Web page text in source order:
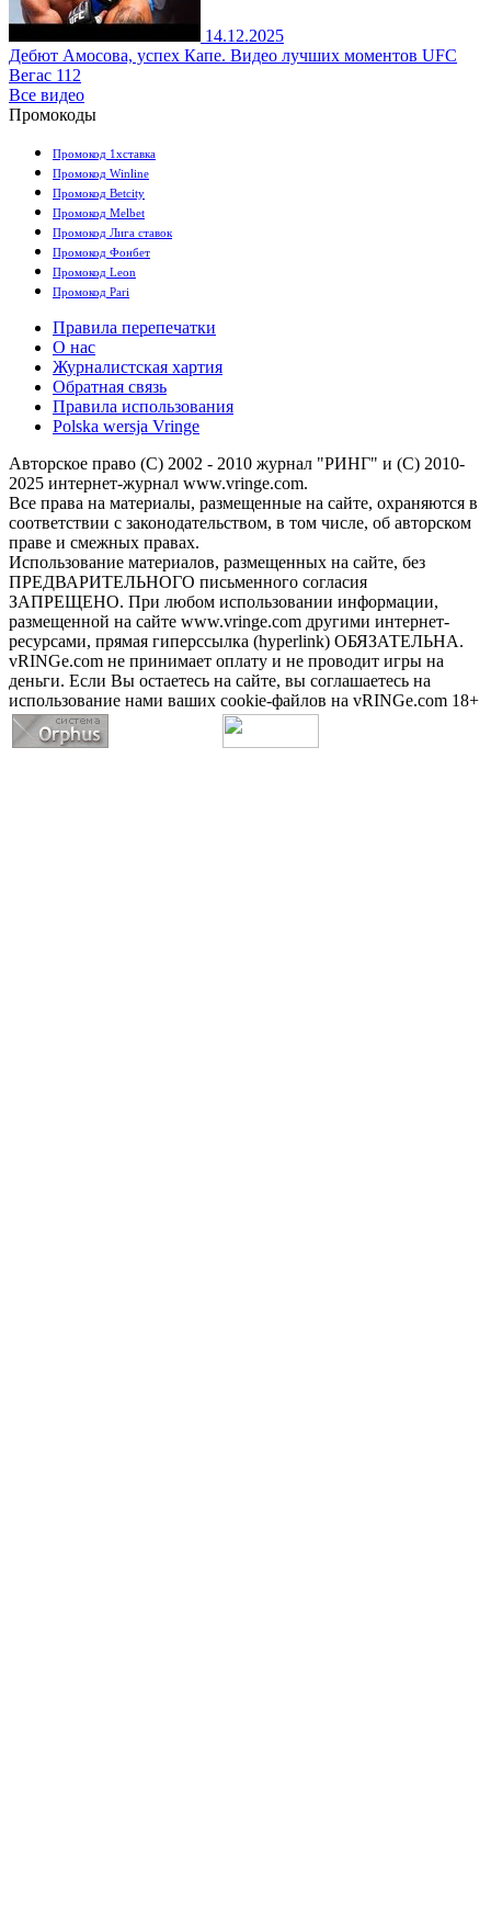
14.12.2025
Дебют Амосова, успех Капе. Видео лучших моментов UFC
Вегас 112
Все видео
Промокоды
Промокод 1хставка
Промокод Winline
Промокод Betcity
Промокод Melbet
Промокод Лига ставок
Промокод Фонбет
Промокод Leon
Промокод Pari
Правила перепечатки
О нас
Журналистская хартия
Обратная связь
Правила использования
Polska wersja Vringe
Авторское право (С) 2002 - 2010 журнал "РИНГ" и (С) 2010-
2025 интернет-журнал www.vringe.com.
Все права на материалы, размещенные на сайте, охраняются в
соответствии с законодательством, в том числе, об авторском
праве и смежных правах.
Использование материалов, размещенных на сайте, без
ПРЕДВАРИТЕЛЬНОГО письменного согласия
ЗАПРЕЩЕНО. При любом использовании информации,
размещенной на сайте www.vringe.com другими интернет-
ресурсами, прямая гиперссылка (hyperlink) ОБЯЗАТЕЛЬНА.
vRINGe.com не принимает оплату и не проводит игры на
деньги. Если Вы остаетесь на сайте, вы соглашаетесь на
использование нами ваших cookie-файлов на vRINGe.com 18+